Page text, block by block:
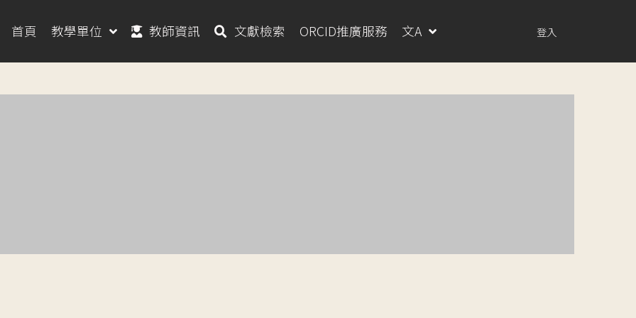
首頁 教學單位 教師資訊 文獻檢索 ORCID推廣服務 文A 登入